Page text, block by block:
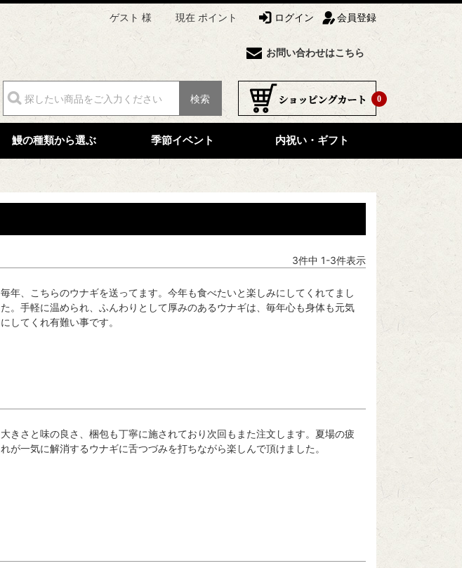
ゲスト 様 現在 ポイント ログイン 会員登録
お問い合わせはこちら
0
検索
鰻の種類から選ぶ 季節イベント 内祝い・ギフト
3件中 1-3件表示
毎年、こちらのウナギを送ってます。今年も食べたいと楽しみにしてくれてまし
た。手軽に温められ、ふんわりとして厚みのあるウナギは、毎年心も身体も元気
にしてくれ有難い事です。
大きさと味の良さ、梱包も丁寧に施されており次回もまた注文します。夏場の疲
れが一気に解消するウナギに舌つづみを打ちながら楽しんで頂けました。